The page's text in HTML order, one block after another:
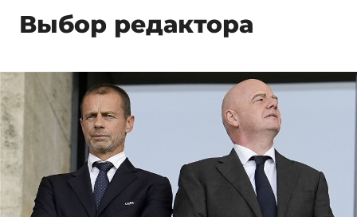
Выбор редактора